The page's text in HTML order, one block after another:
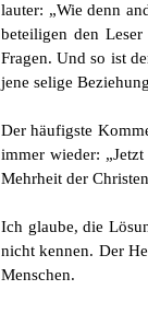
lauter: „Wie denn
beteiligen den
Fragen. Und so ist
jene selige
Der häufigste
immer wieder:
Mehrheit der
Ich glaube, die
nicht kennen. Der
Menschen.